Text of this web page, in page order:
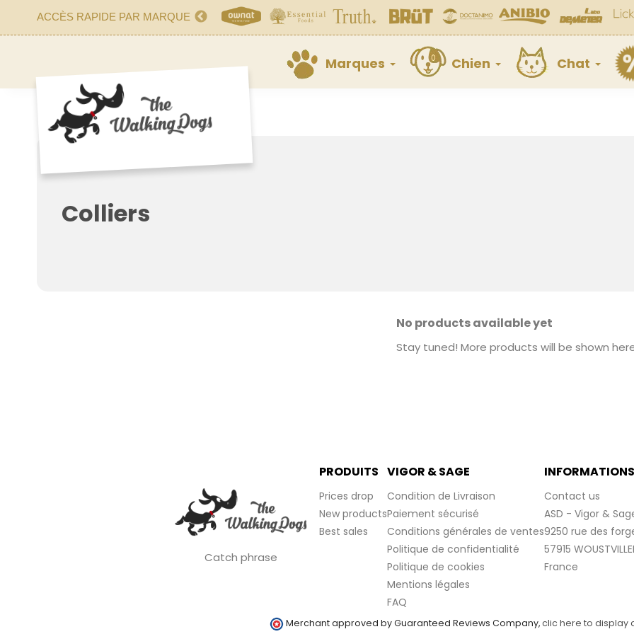
ACCÈS RAPIDE PAR MARQUE
Marques Chien Chat
Colliers
No products available yet
Stay tuned! More products will be shown
Catch phrase
PRODUITS
Prices drop
New products
Best sales
VIGOR & SAGE
Condition de Livraison
Paiement sécurisé
Conditions générales de ventes
Politique de confidentialité
Politique de cookies
Mentions légales
FAQ
INFORMATIONS
Contact us
ASD - Vigor &
9250 rue des
57915
France
Merchant approved by Guaranteed Reviews Company,clic here to display